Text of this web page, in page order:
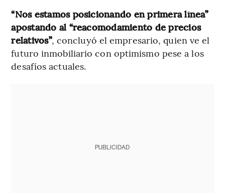
“Nos estamos posicionando en primera línea”
apostando al “reacomodamiento de precios
relativos”, concluyó el empresario, quien ve el
futuro inmobiliario con optimismo pese a los
desafíos actuales.
PUBLICIDAD